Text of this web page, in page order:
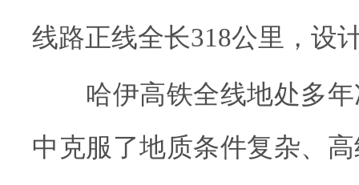
线路正线全长318公里，设
哈伊高铁全线地处多年
中克服了地质条件复杂、